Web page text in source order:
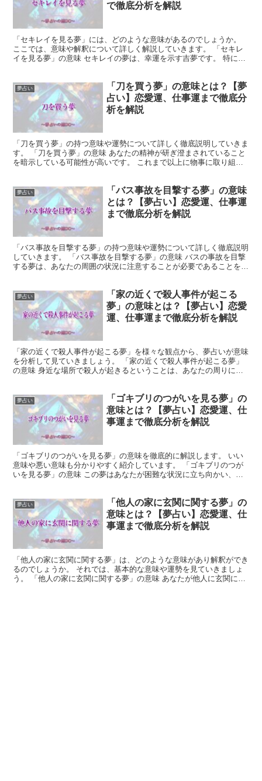
で徹底分析を解説
「セキレイを見る夢」には、どのような意味があるのでしょうか。
ここでは、意味や解釈について詳しく解説していきます。 「セキレ
イを見る夢」の意味 セキレイの夢は、幸運を示す吉夢です。 特に青
夢占い
「刀を買う夢」の意味とは？【夢
占い】恋愛運、仕事運まで徹底分
析を解説
「刀を買う夢」の持つ意味や運勢について詳しく徹底説明していきま
す。 「刀を買う夢」の意味 あなたの精神が研ぎ澄まされていること
を暗示している可能性が高いです。 これまで以上に物事に取り組む
夢占い
「バス事故を目撃する夢」の意味
とは？【夢占い】恋愛運、仕事運
まで徹底分析を解説
「バス事故を目撃する夢」の持つ意味や運勢について詳しく徹底説明
していきます。 「バス事故を目撃する夢」の意味 バスの事故を目撃
する夢は、あなたの周囲の状況に注意することが必要であることを暗
夢占い
「家の近くで殺人事件が起こる
夢」の意味とは？【夢占い】恋愛
運、仕事運まで徹底分析を解説
「家の近くで殺人事件が起こる夢」を様々な観点から、夢占いが意味
を分析して見ていきましょう。 「家の近くで殺人事件が起こる夢」
の意味 身近な場所で殺人が起きるということは、あなたの周りにも
夢占い
「ゴキブリのつがいを見る夢」の
意味とは？【夢占い】恋愛運、仕
事運まで徹底分析を解説
「ゴキブリのつがいを見る夢」の意味を徹底的に解説します。 いい
意味や悪い意味も分かりやすく紹介しています。 「ゴキブリのつが
いを見る夢」の意味 この夢はあなたが困難な状況に立ち向かい、そ
夢占い
「他人の家に玄関に関する夢」の
意味とは？【夢占い】恋愛運、仕
事運まで徹底分析を解説
「他人の家に玄関に関する夢」は、どのような意味があり解釈ができ
るのでしょうか。 それでは、基本的な意味や運勢を見ていきましょ
う。 「他人の家に玄関に関する夢」の意味 あなたが他人に玄関に関